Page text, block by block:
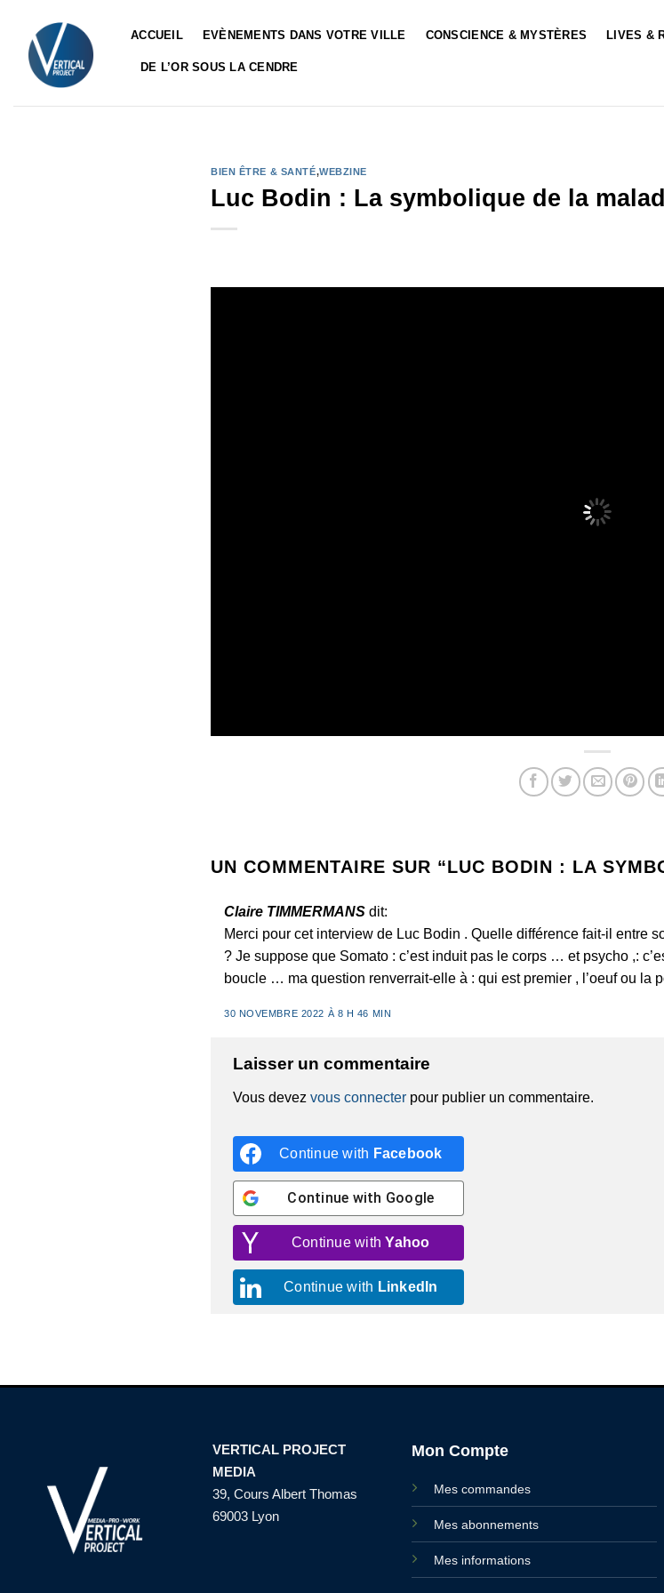
contenu
ACCUEIL EVÈNEMENTS DANS VOTRE VILLE CONSCIENCE & MYSTÈRES LIVES &
DE L’OR SOUS LA CENDRE
BIEN ÊTRE & SANTÉ,WEBZINE
Luc Bodin : La symbolique de la
UN COMMENTAIRE SUR “LUC BODIN : LA
Claire TIMMERMANS dit:
Merci pour cet interview de Luc Bodin . Quelle différence fait-il entre
? Je suppose que Somato : c’est induit pas le corps … et psycho ,:
boucle … ma question renverrait-elle à : qui est premier , l’oeuf ou la
30 NOVEMBRE 2022 À 8 H 46 MIN
Laisser un commentaire
Vous devez vous connecter pour publier un commentaire.
Continue with Facebook
Continue with Google
Continue withYahoo
Continue with LinkedIn
VERTICAL PROJECT
MEDIA
39, Cours Albert Thomas
69003 Lyon
Mon Compte
Mes commandes
Mes abonnements
Mes informations